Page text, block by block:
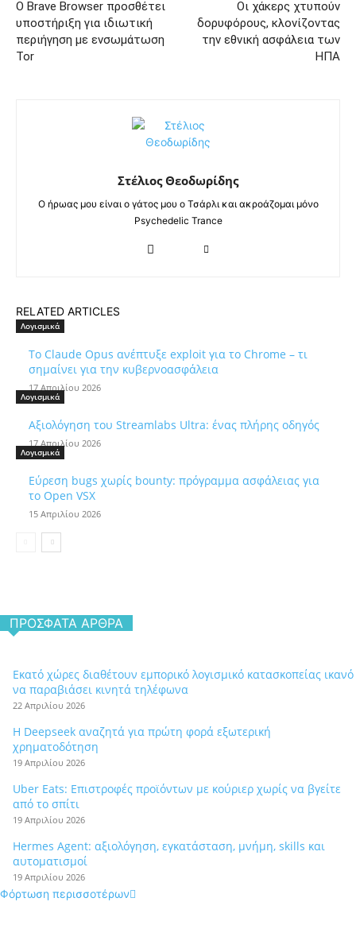
Ο Brave Browser προσθέτει
υποστήριξη για ιδιωτική
περιήγηση με ενσωμάτωση
Tor
Οι χάκερς χτυπούν
δορυφόρους, κλονίζοντας
την εθνική ασφάλεια των
ΗΠΑ
Στέλιος Θεοδωρίδης
Ο ήρωας μου είναι ο γάτος μου ο Τσάρλι και ακροάζομαι μόνο
Psychedelic Trance
RELATED ARTICLES
Λογισμικά
Το Claude Opus ανέπτυξε exploit για το Chrome – τι
σημαίνει για την κυβερνοασφάλεια
17 Απριλίου 2026
Λογισμικά
Αξιολόγηση του Streamlabs Ultra: ένας πλήρης οδηγός
17 Απριλίου 2026
Λογισμικά
Εύρεση bugs χωρίς bounty: πρόγραμμα ασφάλειας για
το Open VSX
15 Απριλίου 2026
ΠΡΌΣΦΑΤΑ ΆΡΘΡΑ
Εκατό χώρες διαθέτουν εμπορικό λογισμικό κατασκοπείας ικανό
να παραβιάσει κινητά τηλέφωνα
22 Απριλίου 2026
Η Deepseek αναζητά για πρώτη φορά εξωτερική
χρηματοδότηση
19 Απριλίου 2026
Uber Eats: Επιστροφές προϊόντων με κούριερ χωρίς να βγείτε
από το σπίτι
19 Απριλίου 2026
Hermes Agent: αξιολόγηση, εγκατάσταση, μνήμη, skills και
αυτοματισμοί
19 Απριλίου 2026
Φόρτωση περισσοτέρων